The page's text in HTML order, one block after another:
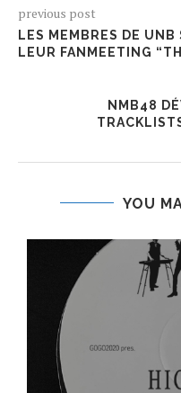
previous post
LES MEMBRES DE
LEUR FANMEETING
NMB48
YOU